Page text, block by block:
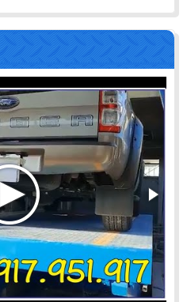
PHÁP ĐÓNG HÀNG LÊN
quyết và phương pháp đóng hàng lên
cách hiệu quả nhất
CỦA BÀN NÂNG THỦY LỰC